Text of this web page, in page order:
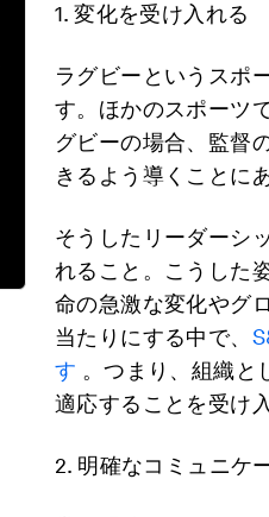
1.変化を受け入れる
ラグビーというスポ
す。ほかのスポーツ
グビーの場合、監督
きるよう導くことに
そうしたリーダーシ
れること。こうした
命の急激な変化やグ
当たりにする中で、
す 。つまり、組織と
適応することを受け
2. 明確なコミュニケ